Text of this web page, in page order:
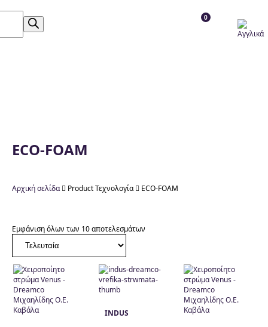
0
ECO-FOAM
Αρχική σελίδα  Product Τεχνολογία ECO-FOAM
Προϊόντα ύπνου
Ανωστρώματα
(1)
Εμφάνιση όλων των 10 αποτελεσμάτων
INDUS